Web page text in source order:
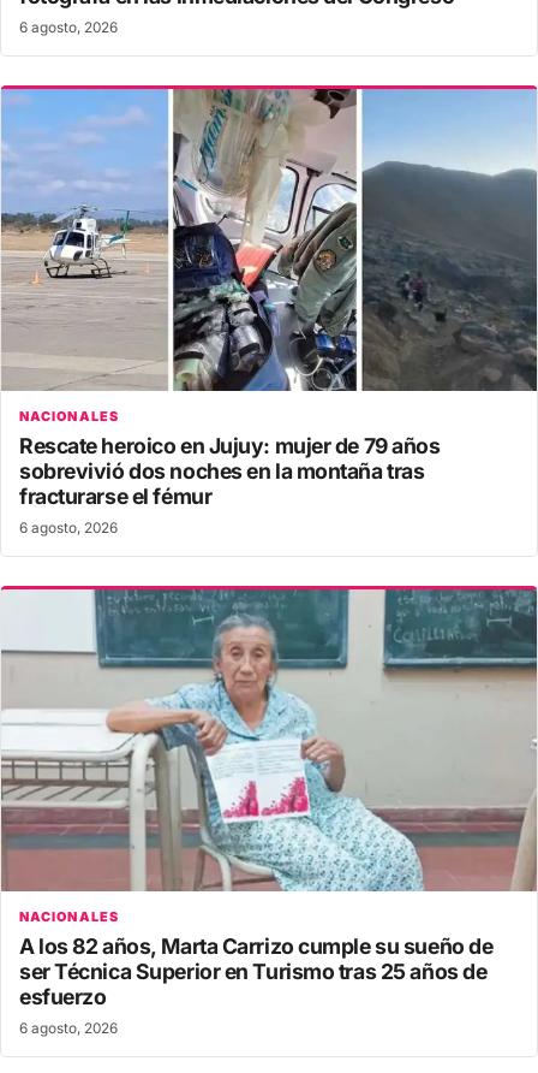
6 agosto, 2026
NACIONALES
Rescate heroico en Jujuy: mujer de 79 años
sobrevivió dos noches en la montaña tras
fracturarse el fémur
6 agosto, 2026
NACIONALES
A los 82 años, Marta Carrizo cumple su sueño de
ser Técnica Superior en Turismo tras 25 años de
esfuerzo
6 agosto, 2026